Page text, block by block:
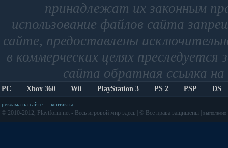
принадлежат их законным
использование файлов сайта
сайте, предоставлены
в коммерческих целях
сайта обратная ссылка
PC Xbox 360 Wii PlayStation 3 PS 2 PSP DS
реклама на сайте - контакты
© 2010-2012, Playtform.net - Весь игровой мир здесь | © Все права защищены | выполнено